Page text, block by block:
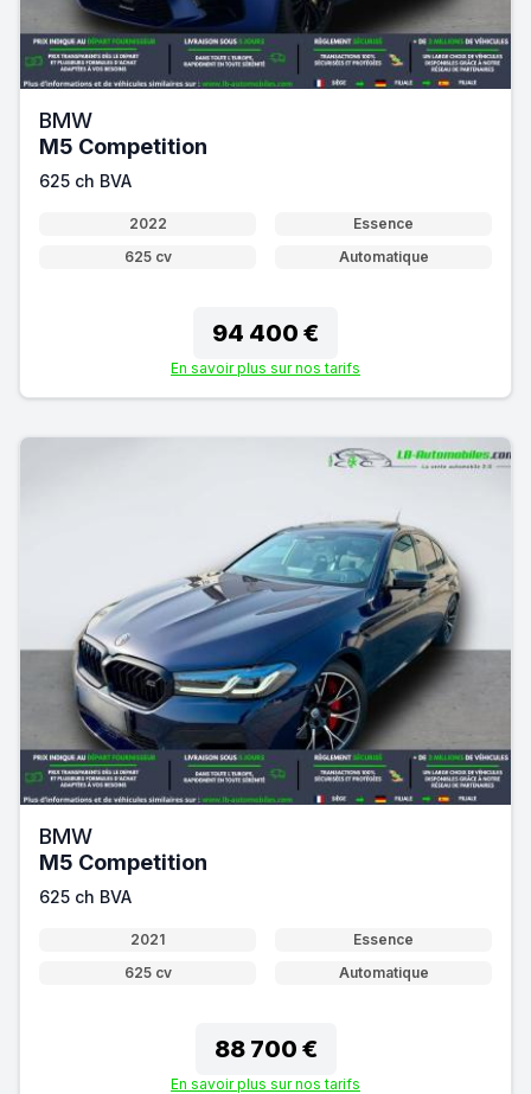
BMW
M5 Competition
625 ch BVA
2022
Essence
625 cv
Automatique
94 400 €
En savoir plus sur nos tarifs
BMW
M5 Competition
625 ch BVA
2021
Essence
625 cv
Automatique
88 700 €
En savoir plus sur nos tarifs